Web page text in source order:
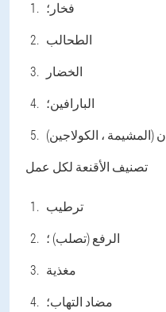
فخار؛
الطحالب
الخضار
البارافين؛
تصنيف الأقنعة لكل عمل
ترطيب
الرفع (تصلب) ؛
مغذية
مضاد التهاب؛